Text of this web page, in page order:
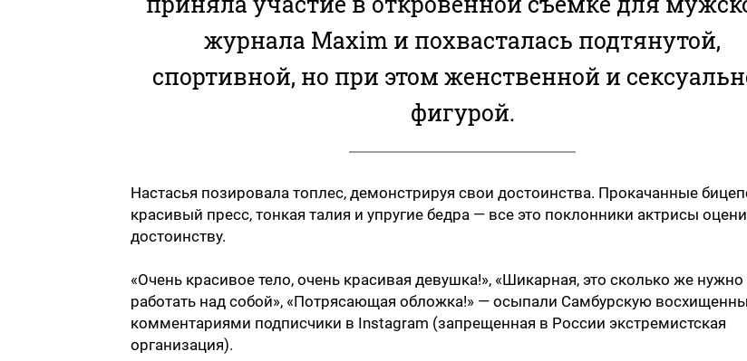
журнала Maxim и похвасталась подтянутой,
спортивной, но при этом женственной и
фигурой.
Настасья позировала топлес, демонстрируя свои достоинства. Прокачанные
красивый пресс, тонкая талия и упругие бедра — все это поклонники актрисы
достоинству.
«Очень красивое тело, очень красивая девушка!», «Шикарная, это сколько же нужно
работать над собой», «Потрясающая обложка!» — осыпали Самбурскую
комментариями подписчики в Instagram (запрещенная в России экстремистская
организация).